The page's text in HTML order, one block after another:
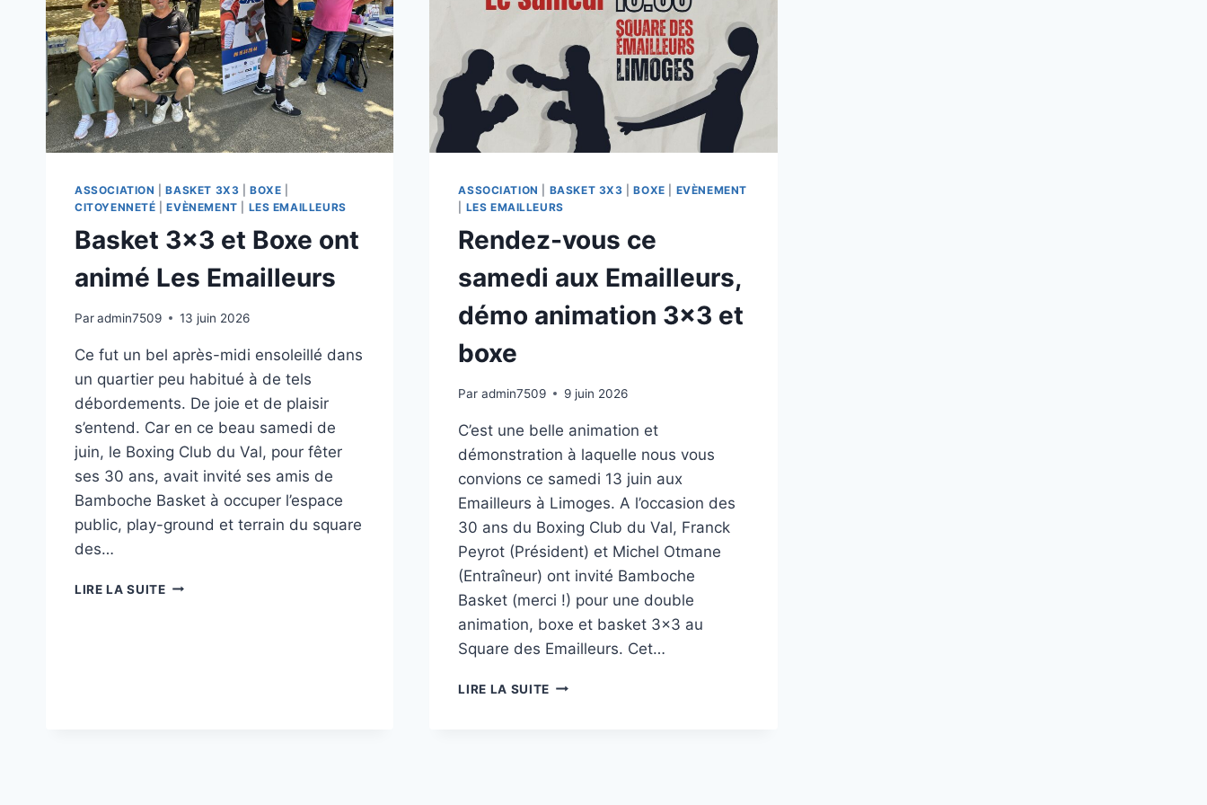
ASSOCIATION |BASKET 3X3 |BOXE
CITOYENNETÉ |EVÈNEMENT LES EMAILLEURS
Basket 3×3 et Boxe ont
animé Les Emailleurs
Paradmin7509 13 juin 2026
Ce fut un bel après-midi ensoleillé dans
un quartier peu habitué à de tels
débordements. De joie et de plaisir
s’entend. Car en ce beau samedi de
juin, le Boxing Club du Val, pour fêter
ses 30 ans, avait invité ses amis de
Bamboche Basket à occuper l’espace
public, play-ground et terrain du square
des…
LIRE LA SUITEBASKET
ASSOCIATION BASKET 3X3 |BOXE
EVÈNEMENT
LES EMAILLEURS
Rendez-vous ce
samedi aux Emailleurs,
démo animation 3×3 et
boxe
Par admin7509 9 juin 2026
C’est une belle animation et
démonstration à laquelle nous vous
convions ce samedi 13 juin aux
Emailleurs à Limoges. A l’occasion des
30 ans du Boxing Club du Val, Franck
Peyrot (Président) et Michel Otmane
(Entraîneur) ont invité Bamboche
Basket (merci !) pour une double
animation, boxe et basket 3×3 au
Square des Emailleurs. Cet…
LIRE LA SUITE RENDEZ-